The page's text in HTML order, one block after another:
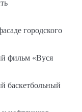
городского
фильм «Вуся
баскетбольный